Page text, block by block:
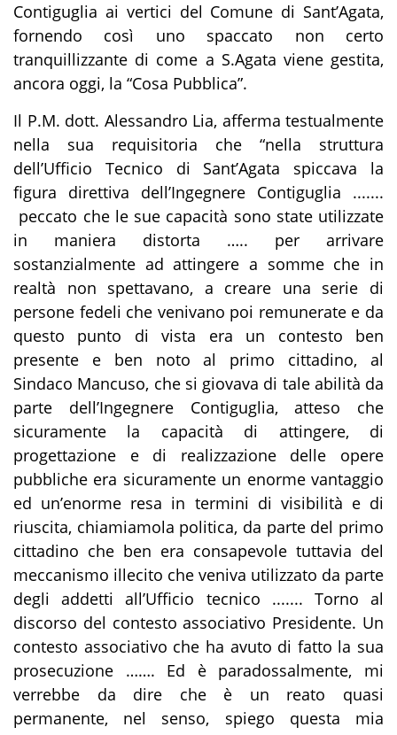
Contiguglia ai vertici del Comune di Sant’Agata,
fornendo così uno spaccato non certo
tranquillizzante di come a S.Agata viene gestita,
ancora oggi, la “Cosa Pubblica”.
Il P.M. dott. Alessandro Lia, afferma testualmente
nella sua requisitoria che “nella struttura
dell’Ufficio Tecnico di Sant’Agata spiccava la
figura direttiva dell’Ingegnere Contiguglia .......
peccato che le sue capacità sono state utilizzate
in maniera distorta ….. per arrivare
sostanzialmente ad attingere a somme che in
realtà non spettavano, a creare una serie di
persone fedeli che venivano poi remunerate e da
questo punto di vista era un contesto ben
presente e ben noto al primo cittadino, al
Sindaco Mancuso, che si giovava di tale abilità da
parte dell’Ingegnere Contiguglia, atteso che
sicuramente la capacità di attingere, di
progettazione e di realizzazione delle opere
pubbliche era sicuramente un enorme vantaggio
ed un’enorme resa in termini di visibilità e di
riuscita, chiamiamola politica, da parte del primo
cittadino che ben era consapevole tuttavia del
meccanismo illecito che veniva utilizzato da parte
degli addetti all’Ufficio tecnico ....... Torno al
discorso del contesto associativo Presidente. Un
contesto associativo che ha avuto di fatto la sua
prosecuzione ……. Ed è paradossalmente, mi
verrebbe da dire che è un reato quasi
permanente, nel senso, spiego questa mia